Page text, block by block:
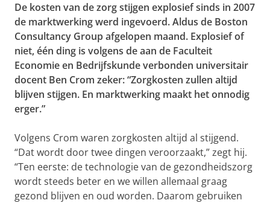
De kosten van de zorg stijgen explosief sinds in 2007
de marktwerking werd ingevoerd. Aldus de Boston
Consultancy Group afgelopen maand. Explosief of
niet, één ding is volgens de aan de Faculteit
Economie en Bedrijfskunde verbonden universitair
docent Ben Crom zeker: “Zorgkosten zullen altijd
blijven stijgen. En marktwerking maakt het onnodig
erger.”
Volgens Crom waren zorgkosten altijd al stijgend.
“Dat wordt door twee dingen veroorzaakt,” zegt hij.
“Ten eerste: de technologie van de gezondheidszorg
wordt steeds beter en we willen allemaal graag
gezond blijven en oud worden. Daarom gebruiken